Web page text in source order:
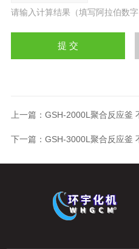
请输入计算结果（填写阿拉伯数
上一篇： GSH-2000L聚合反应釜
下一篇： GSH-3000L聚合反应釜